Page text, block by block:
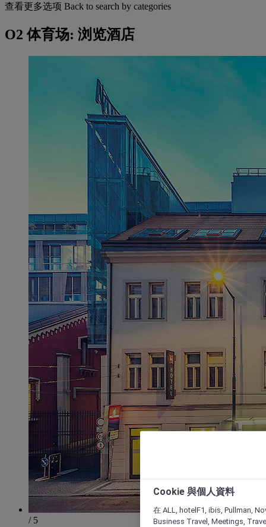
查看更多选项 Back to search by categories
O2 体育场: 浏览酒店
/ 5
Cookie 與個人資料
在 ALL, hotelF1, ibis, Pullman,
Business Travel, Meetings,